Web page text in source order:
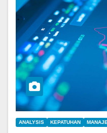
ANALYSIS KEPATUHAN